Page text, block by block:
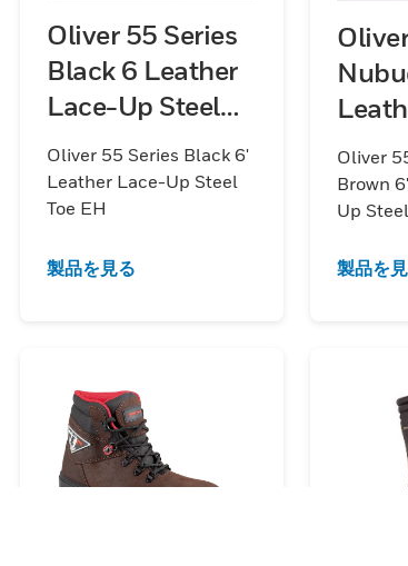
Oliver 55 Series
Black 6 Leather
Lace-Up Steel
Toe EH
Oliver 55 Series Black 6'
Leather Lace-Up Steel
Toe EH
製品を見る
Steel
Oliver
Brown
Up
製品を